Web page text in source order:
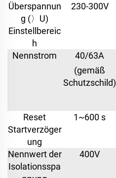
Überspannun
g (〉U)
Einstellbereic
h
230-300V
Nennstrom
40/63A
(gemäß
Schutzschild)
Reset
Startverzöger
ung
1~600 s
Nennwert der
Isolationsspa
400V